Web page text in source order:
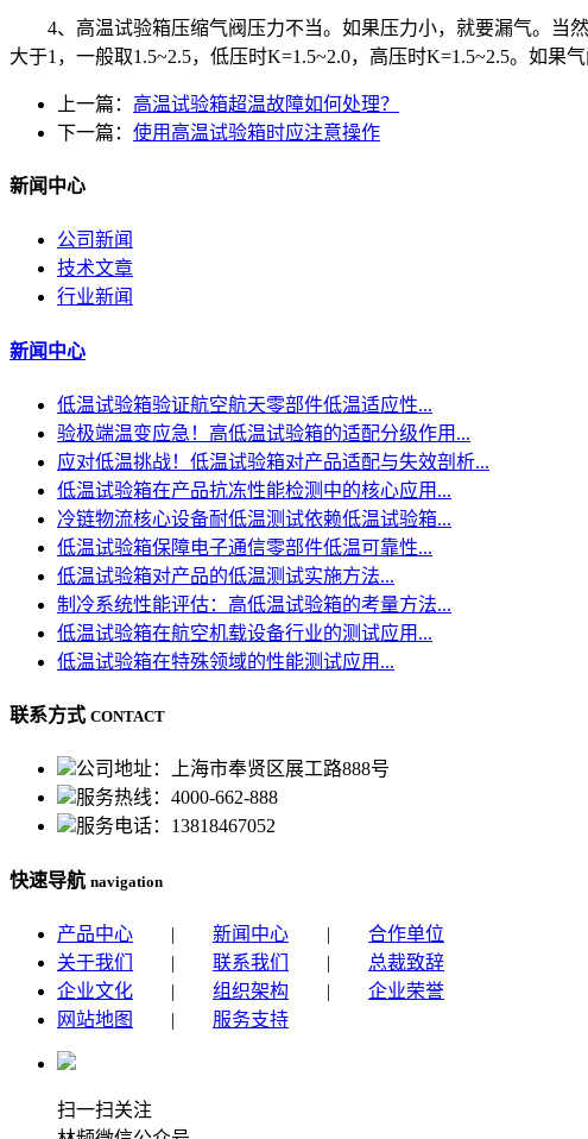
4、高温试验箱压缩气阀压力不当。如果压力小，就要漏气。当然
大于1，一般取1.5~2.5，低压时K=1.5~2.0，高压时K=1.5~2.5。如果
上一篇： 高温试验箱超温故障如何处理？
下一篇： 使用高温试验箱时应注意操作
新闻中心
公司新闻
技术文章
行业新闻
新闻中心
低温试验箱验证航空航天零部件低温适应性...
验极端温变应急！高低温试验箱的适配分级作用...
应对低温挑战！低温试验箱对产品适配与失效剖析...
低温试验箱在产品抗冻性能检测中的核心应用...
冷链物流核心设备耐低温测试依赖低温试验箱...
低温试验箱保障电子通信零部件低温可靠性...
低温试验箱对产品的低温测试实施方法...
制冷系统性能评估：高低温试验箱的考量方法...
低温试验箱在航空机载设备行业的测试应用...
低温试验箱在特殊领域的性能测试应用...
联系方式 CONTACT
公司地址：上海市奉贤区展工路888号
服务热线：4000-662-888
服务电话：13818467052
快速导航 navigation
产品中心 | 新闻中心 | 合作单位
关于我们
| 联系我们 | 总裁致辞
企业文化 | 组织架构 | 企业荣誉
网站地图
| 服务支持
扫一扫关注